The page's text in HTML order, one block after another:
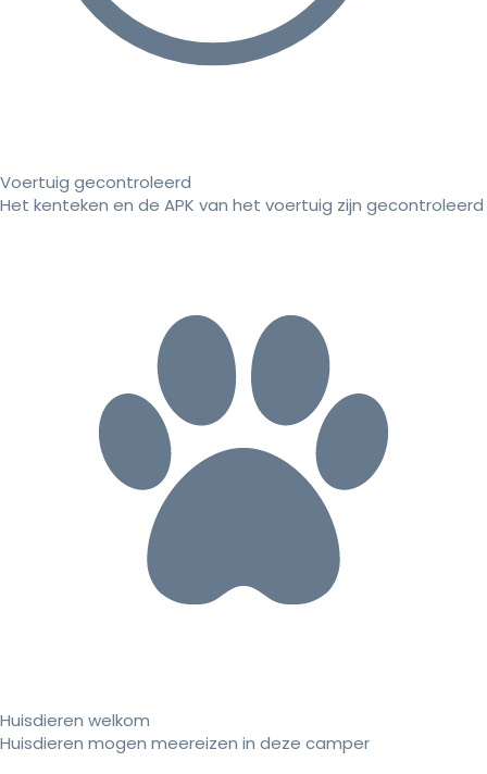
Voertuig gecontroleerd
Het kenteken en de APK van het voertuig zijn gecontroleerd
Huisdieren welkom
Huisdieren mogen meereizen in deze camper